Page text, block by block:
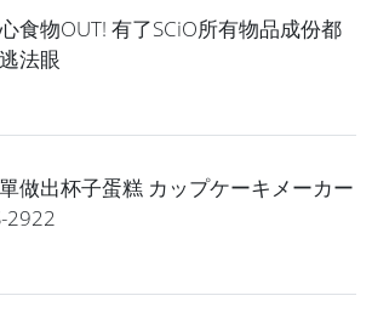
食物OUT! 有了SCiO所有物品成份都
法眼
做出杯子蛋糕 カップケーキメーカー
2922